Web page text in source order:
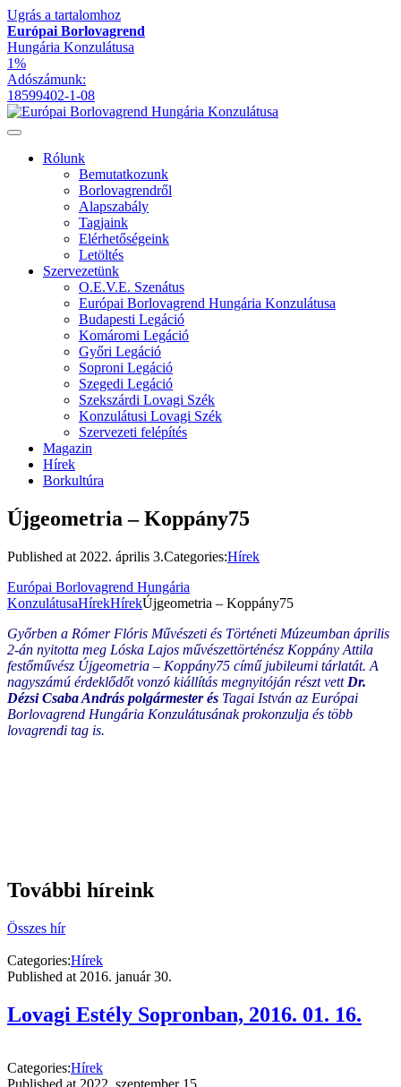
Ugrás a tartalomhoz
Európai Borlovagrend
Hungária Konzulátusa
1%
Adószámunk:
18599402-1-08
Rólunk
Bemutatkozunk
Borlovagrendről
Alapszabály
Tagjaink
Elérhetőségeink
Letöltés
Szervezetünk
O.E.V.E. Szenátus
Európai Borlovagrend Hungária Konzulátusa
Budapesti Legáció
Komáromi Legáció
Győri Legáció
Soproni Legáció
Szegedi Legáció
Szekszárdi Lovagi Szék
Konzulátusi Lovagi Szék
Szervezeti felépítés
Magazin
Hírek
Borkultúra
Újgeometria – Koppány75
Published at 2022. április 3.Categories:Hírek
Európai Borlovagrend Hungária
KonzulátusaHírekHírekÚjgeometria – Koppány75
Győrben a Rómer Flóris Művészeti és Történeti Múzeumban április
2-án nyitotta meg Lóska Lajos művészettörténész Koppány Attila
festőművész Újgeometria – Koppány75 című jubileumi tárlatát. A
nagyszámú érdeklődőt vonzó kiállítás megnyitóján részt vett Dr.
Dézsi Csaba András polgármester és Tagai István az Európai
Borlovagrend Hungária Konzulátusának prokonzulja és több
lovagrendi tag is.
További híreink
Összes hír
Categories:Hírek
Published at 2016. január 30.
Lovagi Estély Sopronban, 2016. 01. 16.
Categories:Hírek